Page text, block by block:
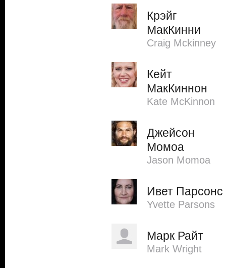
Крэйг
МакКинни
Craig Mckinney
Кейт
МакКиннон
Kate McKinnon
Джейсон
Момоа
Jason Momoa
Ивет Парсонс
Yvette Parsons
Марк Райт
Mark Wright